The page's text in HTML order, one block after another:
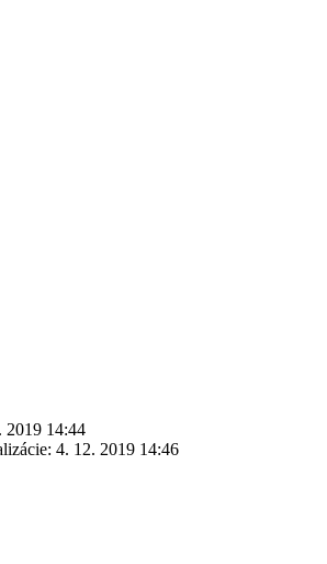
2019 14:44
4. 12. 2019 14:46